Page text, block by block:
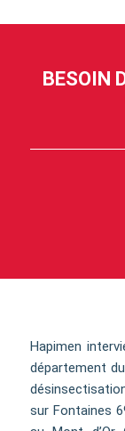
BESOIN
Hapimen
département
sur Fontaines